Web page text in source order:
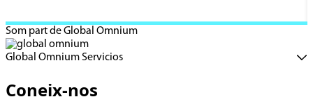
Som part de Global Omnium
Global Omnium Servicios
Coneix-nos